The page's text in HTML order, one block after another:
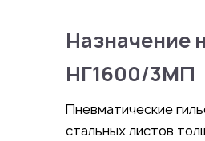
Назначение
НГ1600/3МП
Пневматические
стальных листов